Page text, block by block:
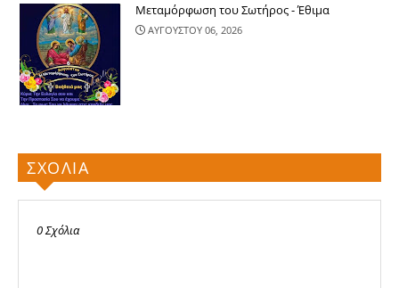
Μεταμόρφωση του Σωτήρος - Έθιμα
ΑΥΓΟΥΣΤΟΥ 06, 2026
ΣΧΟΛΙΑ
0 Σχόλια